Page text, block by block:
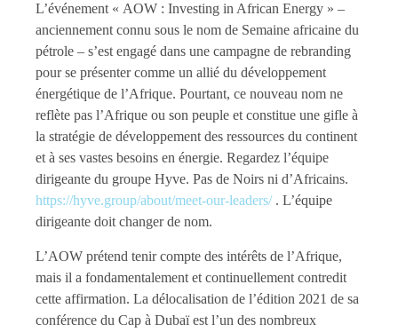
L’événement « AOW : Investing in African Energy » –
anciennement connu sous le nom de Semaine africaine du
pétrole – s’est engagé dans une campagne de rebranding
pour se présenter comme un allié du développement
énergétique de l’Afrique. Pourtant, ce nouveau nom ne
reflète pas l’Afrique ou son peuple et constitue une gifle à
la stratégie de développement des ressources du continent
et à ses vastes besoins en énergie. Regardez l’équipe
dirigeante du groupe Hyve. Pas de Noirs ni d’Africains.
https://hyve.group/about/meet-our-leaders/. L’équipe
dirigeante doit changer de nom.
L’AOW prétend tenir compte des intérêts de l’Afrique,
mais il a fondamentalement et continuellement contredit
cette affirmation. La délocalisation de l’édition 2021 de sa
conférence du Cap à Dubaï est l’un des nombreux